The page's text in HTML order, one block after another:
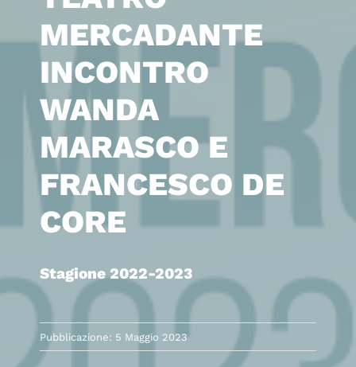
MERCADANTE
INCONTRO
WANDA
MARASCO E
FRANCESCO DE
CORE
Stagione 2022-2023
Pubblicazione: 5 Maggio 2023